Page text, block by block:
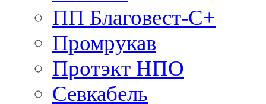
ПП Благовест-С+
Промрукав
Протэкт НПО
Севкабель